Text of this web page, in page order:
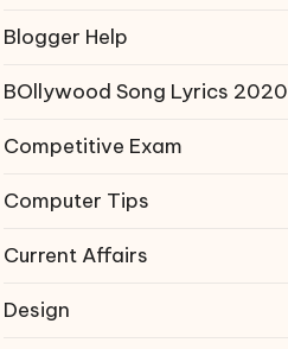
Blogger Help
BOllywood Song Lyrics 2020
Competitive Exam
Computer Tips
Current Affairs
Design